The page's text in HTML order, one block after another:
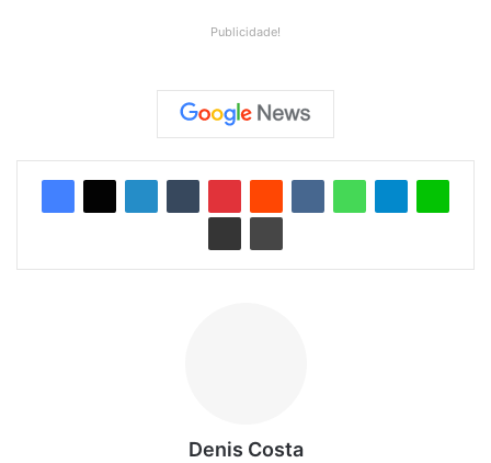
Publicidade!
Denis Costa